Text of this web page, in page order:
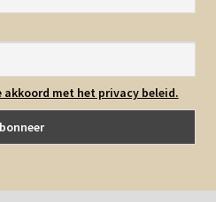
akkoord met het privacy beleid.